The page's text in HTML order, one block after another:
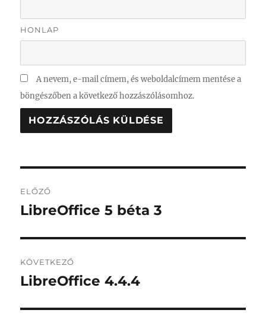
HONLAP
A nevem, e-mail címem, és weboldalcímem mentése a
böngészőben a következő hozzászólásomhoz.
navigáció
ELŐZŐ
Korábbi
LibreOffice 5 béta 3
KÖVETKEZŐ
Következő
LibreOffice 4.4.4